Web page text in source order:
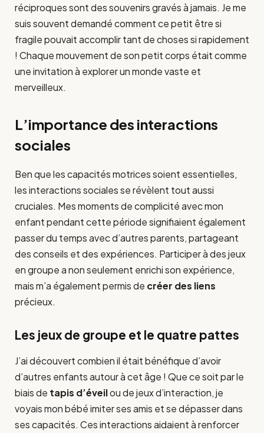
réciproques sont des souvenirs gravés à jamais. Je me
suis souvent demandé comment ce petit être si
fragile pouvait accomplir tant de choses si rapidement
! Chaque mouvement de son petit corps était comme
une invitation à explorer un monde vaste et
merveilleux.
L’importance des interactions
sociales
Ben que les capacités motrices soient essentielles,
les interactions sociales se révèlent tout aussi
cruciales. Mes moments de complicité avec mon
enfant pendant cette période signifiaient également
passer du temps avec d’autres parents, partageant
des conseils et des expériences. Participer à des jeux
en groupe a non seulement enrichi son expérience,
mais m’a également permis de créer des liens
précieux.
Les jeux de groupe et le quatre pattes
J’ai découvert combien il était bénéfique d’avoir
d’autres enfants autour à cet âge ! Que ce soit par le
biais de tapis d’éveilou de jeux d’interaction, je
voyais mon bébé imiter ses amis et se dépasser dans
ses capacités. Ces interactions aidaient à renforcer